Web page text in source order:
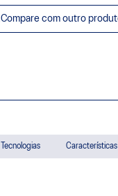
Tecnologias Características
Compare com outro